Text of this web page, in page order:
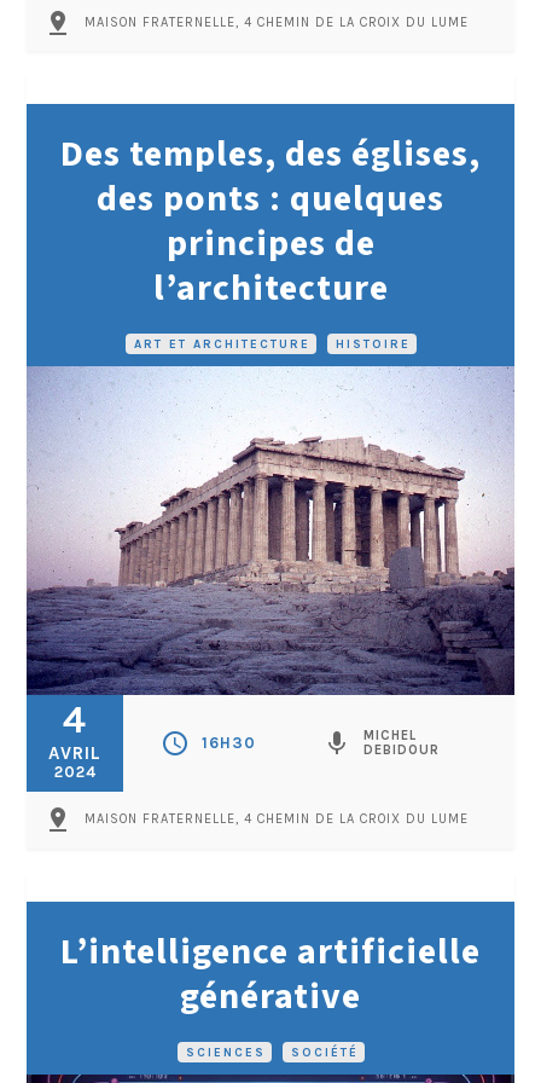
pin_drop MAISON FRATERNELLE, 4 CHEMIN DE LA CROIX DU LUME
ART ET ARCHITECTURE HISTOIRE
Des temples, des églises,
des ponts : quelques
principes de
l’architecture
4
AVRIL
2024
schedule 16H30 mic
MICHEL
DEBIDOUR
pin_drop MAISON FRATERNELLE, 4 CHEMIN DE LA CROIX DU LUME
SCIENCES SOCIÉTÉ
L’intelligence artificielle
générative